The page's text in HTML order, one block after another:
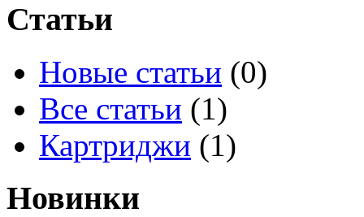
Статьи
Новые статьи (0)
Все статьи (1)
Картриджи (1)
Новинки